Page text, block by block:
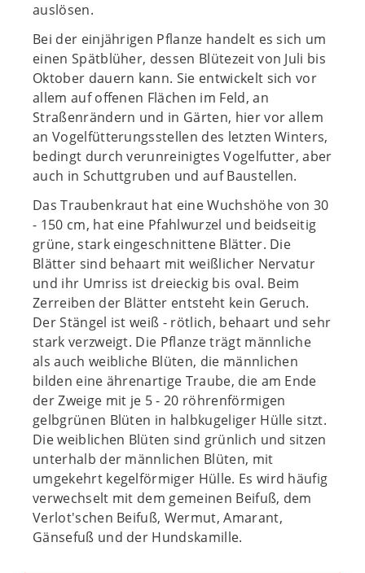
auslösen.
Bei der einjährigen Pflanze handelt es sich um
einen Spätblüher, dessen Blütezeit von Juli bis
Oktober dauern kann. Sie entwickelt sich vor
allem auf offenen Flächen im Feld, an
Straßenrändern und in Gärten, hier vor allem
an Vogelfütterungsstellen des letzten Winters,
bedingt durch verunreinigtes Vogelfutter, aber
auch in Schuttgruben und auf Baustellen.
Das Traubenkraut hat eine Wuchshöhe von 30
- 150 cm, hat eine Pfahlwurzel und beidseitig
grüne, stark eingeschnittene Blätter. Die
Blätter sind behaart mit weißlicher Nervatur
und ihr Umriss ist dreieckig bis oval. Beim
Zerreiben der Blätter entsteht kein Geruch.
Der Stängel ist weiß - rötlich, behaart und sehr
stark verzweigt. Die Pflanze trägt männliche
als auch weibliche Blüten, die männlichen
bilden eine ährenartige Traube, die am Ende
der Zweige mit je 5 - 20 röhrenförmigen
gelbgrünen Blüten in halbkugeliger Hülle sitzt.
Die weiblichen Blüten sind grünlich und sitzen
unterhalb der männlichen Blüten, mit
umgekehrt kegelförmiger Hülle. Es wird häufig
verwechselt mit dem gemeinen Beifuß, dem
Verlot'schen Beifuß, Wermut, Amarant,
Gänsefuß und der Hundskamille.